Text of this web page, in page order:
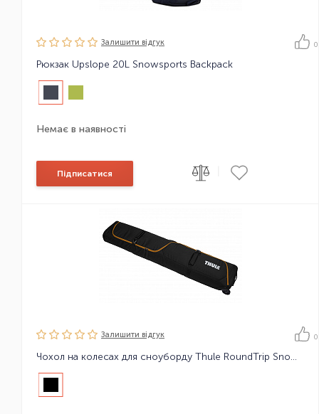
Залишити вiдгук 0
Рюкзак Upslope 20L Snowsports Backpack
Немає в наявності
Підписатися
Залишити вiдгук 0
Чохол на колесах для сноуборду Thule RoundTrip Snowboard Roller 165cm